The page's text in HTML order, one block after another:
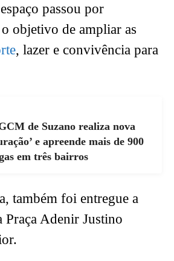
passou por
objetivo de ampliar as
, lazer e convivência para
de Suzano realiza nova
e apreende mais de 900
em três bairros
também foi entregue a
Praça Adenir Justino